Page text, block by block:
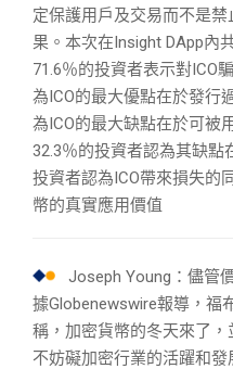
定保護用戶及交易而不是禁
果。本次在Insight DApp內
71.6％的投資者表示對ICO
為ICO的最大優點在於發行
為ICO的最大缺點在於可被
32.3％的投資者認為其缺點
投資者認為ICO帶來損失的
幣的真實應用價值
Joseph Young：儘管
據Globenewswire報導，福
稱，加密貨幣的冬天來了
不妨礙加密行業的活躍和